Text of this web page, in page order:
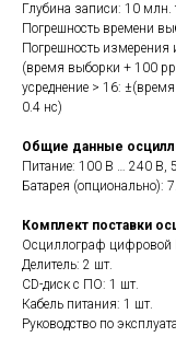
Глубина записи: 10 млн.
Погрешность времени
Погрешность измерения
(время выборки + 100
усреднение > 16:
0.4 нс)
Общие данные
Питание: 100 В … 240 В,
Батарея (опционально):
Комплект поставки
Осциллограф
Делитель: 2 шт.
CD-диск с ПО: 1 шт.
Кабель питания: 1 шт.
Руководство по